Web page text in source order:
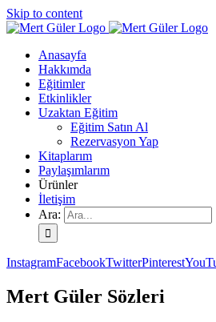
Skip to content
Anasayfa
Hakkımda
Eğitimler
Etkinlikler
Uzaktan Eğitim
Eğitim Satın Al
Rezervasyon Yap
Kitaplarım
Paylaşımlarım
Ürünler
İletişim
Ara:
InstagramFacebookTwitterPinterest
Mert Güler Sözleri